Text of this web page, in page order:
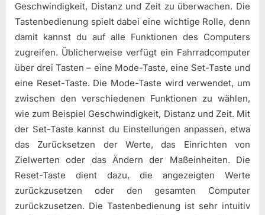
Geschwindigkeit, Distanz und Zeit zu überwachen. Die
Tastenbedienung spielt dabei eine wichtige Rolle, denn
damit kannst du auf alle Funktionen des Computers
zugreifen. Üblicherweise verfügt ein Fahrradcomputer
über drei Tasten – eine Mode-Taste, eine Set-Taste und
eine Reset-Taste. Die Mode-Taste wird verwendet, um
zwischen den verschiedenen Funktionen zu wählen,
wie zum Beispiel Geschwindigkeit, Distanz und Zeit. Mit
der Set-Taste kannst du Einstellungen anpassen, etwa
das Zurücksetzen der Werte, das Einrichten von
Zielwerten oder das Ändern der Maßeinheiten. Die
Reset-Taste dient dazu, die angezeigten Werte
zurückzusetzen oder den gesamten Computer
zurückzusetzen. Die Tastenbedienung ist sehr intuitiv